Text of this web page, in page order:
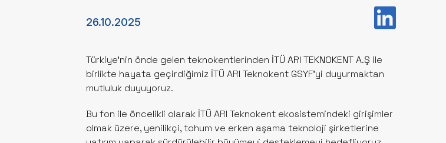
26.10.2025
Türkiye’nin önde gelen teknokentlerinden İTÜ ARI TEKNOKENT A.Ş ile
birlikte hayata geçirdiğimiz İTÜ ARI Teknokent GSYF’yi duyurmaktan
mutluluk duyuyoruz.
Bu fon ile öncelikli olarak İTÜ ARI Teknokent ekosistemindeki girişimler
olmak üzere, yenilikçi, tohum ve erken aşama teknoloji şirketlerine